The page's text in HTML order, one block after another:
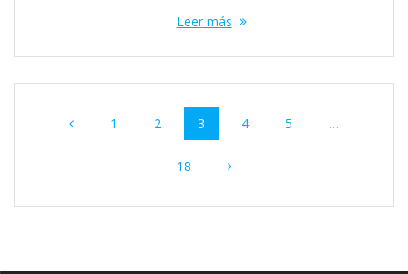
Leer más
Navegación
Página
1 Página
2 Página
3 Página
4 Página
5 …
Página
18